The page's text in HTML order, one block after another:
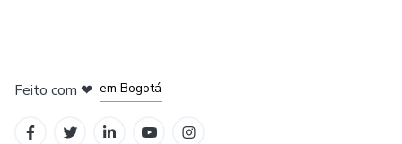
Feito com ❤ em Bogotá